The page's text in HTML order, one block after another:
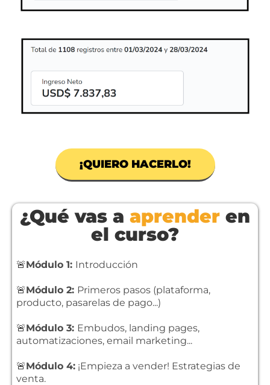
¡QUIERO HACERLO!
¿Qué vas a aprender en
el curso?
🚨Módulo 1: Introducción
🚨Módulo 2: Primeros pasos (plataforma,
producto, pasarelas de pago...)
🚨Módulo 3: Embudos, landing pages,
automatizaciones, email marketing...
🚨Módulo 4: ¡Empieza a vender! Estrategias de
venta.